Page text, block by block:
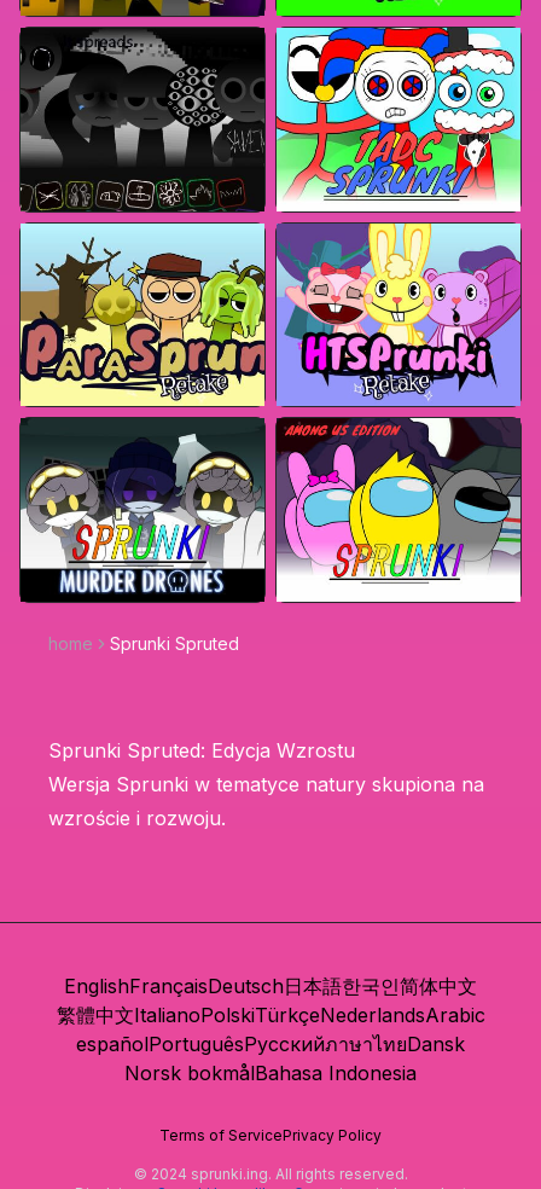
home Sprunki Spruted
Sprunki Spruted: Edycja Wzrostu
Wersja Sprunki w tematyce natury skupiona na
wzroście i rozwoju.
EnglishFrançaisDeutsch日本語한국인简体中文
繁體中文ItalianoPolskiTürkçeNederlandsArabic
españolPortuguêsРусскийภาษาไทยDansk
Norsk bokmålBahasa Indonesia
Terms of ServicePrivacy Policy
© 2024 sprunki.ing. All rights reserved.